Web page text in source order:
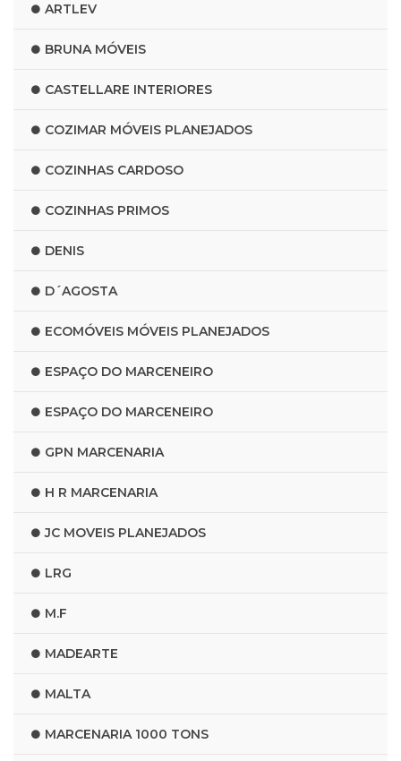
ARTLEV
BRUNA MÓVEIS
CASTELLARE INTERIORES
COZIMAR MÓVEIS PLANEJADOS
COZINHAS CARDOSO
COZINHAS PRIMOS
DENIS
D´AGOSTA
ECOMÓVEIS MÓVEIS PLANEJADOS
ESPAÇO DO MARCENEIRO
ESPAÇO DO MARCENEIRO
GPN MARCENARIA
H R MARCENARIA
JC MOVEIS PLANEJADOS
LRG
M.F
MADEARTE
MALTA
MARCENARIA 1000 TONS